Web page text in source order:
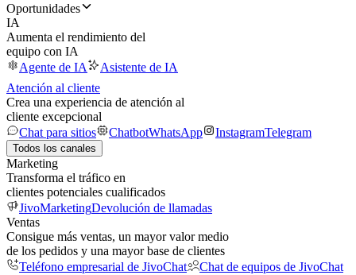
Oportunidades
IA
Aumenta el rendimiento del
equipo con IA
Agente de IA
Asistente de IA
Atención al cliente
Crea una experiencia de atención al
cliente excepcional
Chat para sitios
ChatbotWhatsApp InstagramTelegram
Todos los canales
Marketing
Transforma el tráfico en
clientes potenciales cualificados
JivoMarketingDevolución de llamadas
Ventas
Consigue más ventas, un mayor valor medio
de los pedidos y una mayor base de clientes
Teléfono empresarial de JivoChat
Chat de equipos de JivoChat